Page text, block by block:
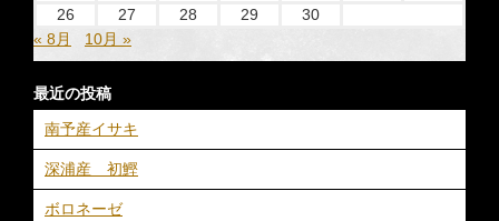
26
27 28 29
30
« 8月
10月 »
最近の投稿
南予産イサキ
深浦産 初鰹
ボロネーゼ